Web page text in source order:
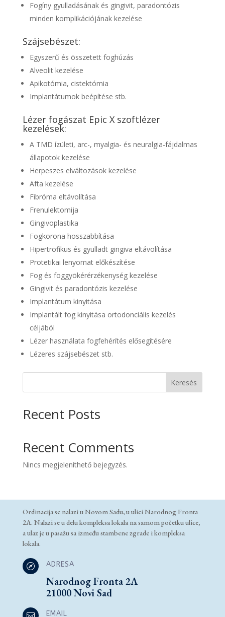
Fogíny gyulladásának és gingivit, paradontózis
minden komplikációjának kezelése
Szájsebészet:
Egyszerű és összetett foghúzás
Alveolit kezelése
Apikotómia, cistektómia
Implantátumok beépítése stb.
Lézer fogászat Epic X szoftlézer
kezelések:
A TMD ízületi, arc-, myalgia- és neuralgia-fájdalmas
állapotok kezelése
Herpeszes elváltozások kezelése
Afta kezelése
Fibróma eltávolítása
Frenulektomija
Gingivoplastika
Fogkorona hosszabbítása
Hipertrofikus és gyulladt gingiva eltávolítása
Protetikai lenyomat előkészítése
Fog és foggyökérérzékenység kezelése
Gingivit és paradontózis kezelése
Implantátum kinyitása
Implantált fog kinyitása ortodonciális kezelés
céljából
Lézer használata fogfehérítés elősegítésére
Lézeres szájsebészet stb.
Keresés
Recent Posts
Recent Comments
Nincs megjeleníthető bejegyzés.
Ordinacija se nalazi u Novom Sadu, u ulici Narodnog Fronta
2A. Nalazi se u delu kompleksa lokala na samom početku ulice,
a ulaz je u pasažu sa između stambene zgrade i kompleksa
lokala.
 ADRESA
Narodnog Fronta 2A
21000 Novi Sad
EMAIL